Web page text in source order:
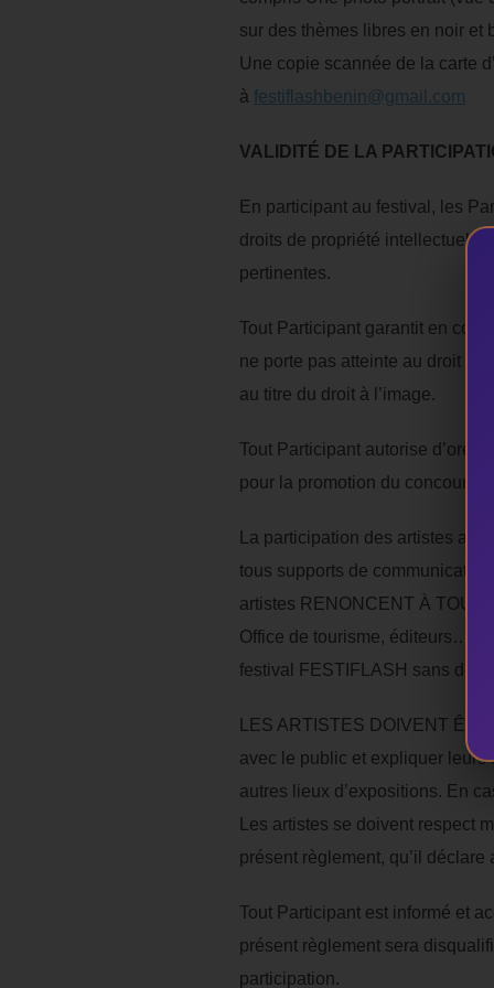
sur des thèmes libres en noir et
Une copie scannée de la carte
à festiflashbenin@gmail.com
VALIDITÉ DE LA
En participant au festival, les
droits de propriété intellectuelle
pertinentes.
Tout Participant garantit en
ne porte pas atteinte au droit
au titre du droit à l’image.
Tout Participant autorise
pour la promotion du concours,
La participation des artistes au
tous supports de
artistes RENONCENT À TOUS
Office de tourisme, éditeurs….).
festival FESTIFLASH sans
LES ARTISTES DOIVENT
avec le public et expliquer
autres lieux d’expositions. En
Les artistes se doivent respect
présent règlement, qu’il déclare
Tout Participant est informé et
présent règlement sera
participation.